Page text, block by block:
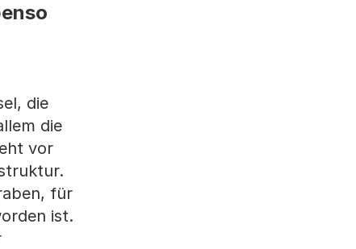
die
die
vor
für
ist.